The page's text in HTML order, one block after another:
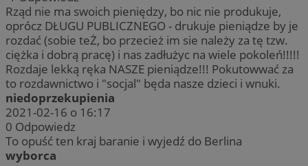
Rząd nie ma swoich pieniędzy, bo nic nie produkuje,
oprócz DŁUGU PUBLICZNEGO - drukuje pieniądze by je
rozdać (sobie teŻ, bo przecież im sie należy za tę tzw.
ciężka i dobrą pracę) i nas zadłużyc na wiele pokoleń!!!!!
Rozdaje lekką ręka NASZE pieniądze!!! Pokutowwać za
to rozdawnictwo i "socjal" będa nasze dzieci i wnuki.
niedoprzekupienia
2021-02-16 o 16:17
0 Odpowiedz
To opuść ten kraj baranie i wyjedź do Berlina
wyborca